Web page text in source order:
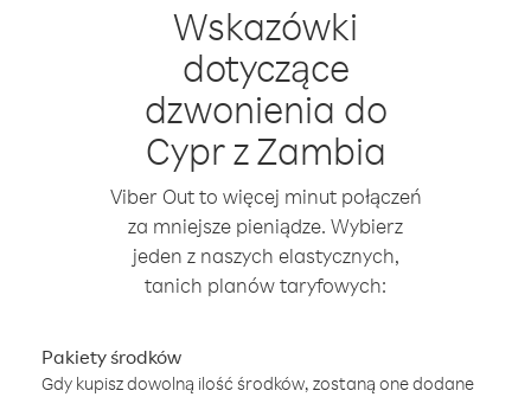
Wskazówki
dotyczące
dzwonienia do
Cypr z Zambia
Viber Out to więcej minut połączeń
za mniejsze pieniądze. Wybierz
jeden z naszych elastycznych,
tanich planów taryfowych:
Pakiety środków
Gdy kupisz dowolną ilość środków, zostaną one dodane